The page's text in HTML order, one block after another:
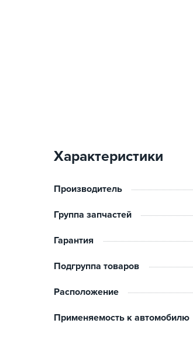
Характеристики
Производитель
Группа запчастей
Гарантия
Подгруппа товаров
Расположение
Применяемость к автомобилю